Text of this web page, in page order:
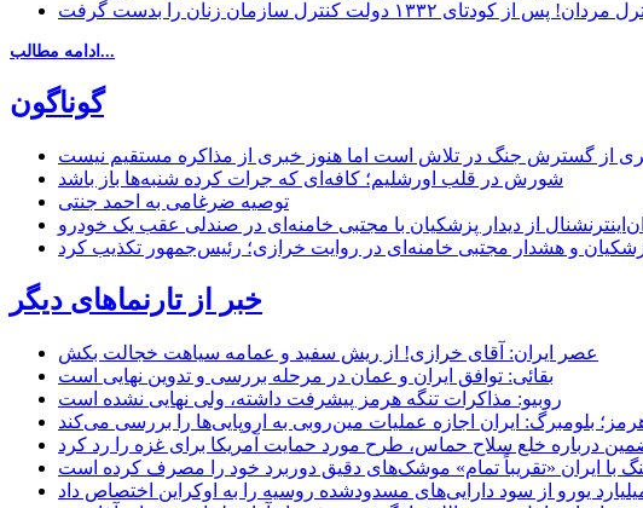
ادامه مطالب...
گوناگون
از گسترش جنگ در تلاش است اما هنوز خبری از مذاکره مستقیم نیست
شورش در قلب اورشلیم؛ کافه‌ای که جرات کرده شنبه‌ها باز باشد
توصیه ضرغامی به احمد جنتی
از دیدار پزشکیان با مجتبی خامنه‌ای در صندلی عقب یک خودرو
خبر از تارنماهای دیگر
عصر ایران: آقای خرازی! از ریش سفید و عمامه سیاهت خجالت بکش
بقائی: توافق ایران و عمان در مرحله بررسی و تدوین نهایی است
روبیو: مذاکرات تنگه هرمز پیشرفت داشته، ولی نهایی نشده است
بلومبرگ: ایران اجازه عملیات مین‌روبی به اروپایی‌ها را بررسی می‌کند
تضمین درباره خلع سلاح حماس، طرح مورد حمایت آمریکا برای غزه را رد کرد
با ایران «تقریباً تمام» موشک‌های دقیق دوربرد خود را مصرف کرده است